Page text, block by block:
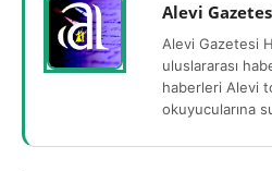
Alevi
Alevi Gazetesi
uluslararası
haberleri Alevi
okuyucularına